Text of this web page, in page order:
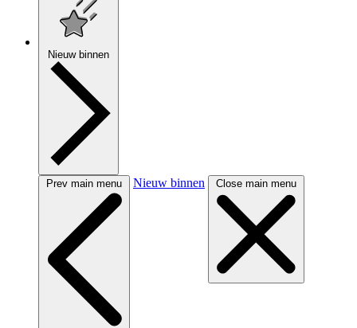
Nieuw binnen
Prev main menu Nieuw binnen Close main menu